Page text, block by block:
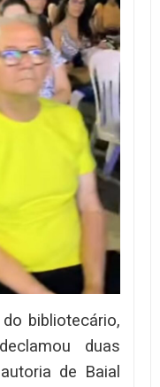
bibliotecário,
duas
de Baial